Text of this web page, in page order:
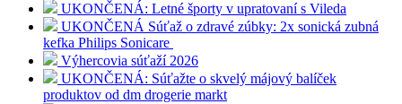
UKONČENÁ: Letné športy v upratovaní s Vileda
UKONČENÁ Súťaž o zdravé zúbky: 2x sonická zubná
kefka Philips Sonicare
Výhercovia súťaží 2026
UKONČENÁ: Súťažte o skvelý májový balíček
produktov od dm drogerie markt